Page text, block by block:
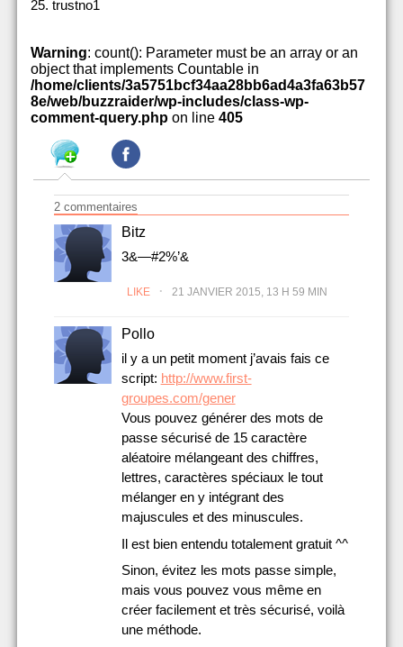
25. trustno1
Warning: count(): Parameter must be an array or an
object that implements Countable in
/home/clients/3a5751bcf34aa28bb6ad4a3fa63b57
8e/web/buzzraider/wp-includes/class-wp-
comment-query.php on line 405
2 commentaires
Bitz
3&—#2%’&
LIKE . 21 JANVIER 2015, 13 H 59 MIN
Pollo
il y a un petit moment j’avais fais ce
script: http://www.first-
groupes.com/gener
Vous pouvez générer des mots de
passe sécurisé de 15 caractère
aléatoire mélangeant des chiffres,
lettres, caractères spéciaux le tout
mélanger en y intégrant des
majuscules et des minuscules.
Il est bien entendu totalement gratuit ^^
Sinon, évitez les mots passe simple,
mais vous pouvez vous même en
créer facilement et très sécurisé, voilà
une méthode.